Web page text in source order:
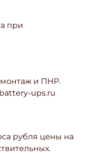
при
и ПНР.
ups.ru
рубля цены на